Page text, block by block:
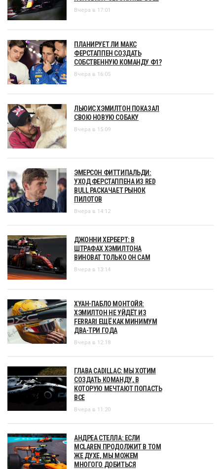
Вчера в 17:01
ПЛАНИРУЕТ ЛИ МАКС
ФЕРСТАППЕН СОЗДАТЬ
СОБСТВЕННУЮ КОМАНДУ Ф1?
Вчера в 16:05
ЛЬЮИС ХЭМИЛТОН ПОКАЗАЛ
СВОЮ НОВУЮ СОБАКУ
Вчера в 15:09
ЭМЕРСОН ФИТТИПАЛЬДИ:
УХОД ФЕРСТАППЕНА ИЗ RED
BULL РАСКАЧАЕТ РЫНОК
ПИЛОТОВ
Вчера в 14:12
ДЖОННИ ХЕРБЕРТ: В
ШТРАФАХ ХЭМИЛТОНА
ВИНОВАТ ТОЛЬКО ОН САМ
Вчера в 13:14
ХУАН-ПАБЛО МОНТОЙЯ:
ХЭМИЛТОН НЕ УЙДЁТ ИЗ
FERRARI ЕЩЁ КАК МИНИМУМ
ДВА-ТРИ ГОДА
Вчера в 12:18
ГЛАВА CADILLAC: МЫ ХОТИМ
СОЗДАТЬ КОМАНДУ, В
КОТОРУЮ МЕЧТАЮТ ПОПАСТЬ
ВСЕ
Вчера в 11:20
АНДРЕА СТЕЛЛА: ЕСЛИ
MCLAREN ПРОДОЛЖИТ В ТОМ
ЖЕ ДУХЕ, МЫ МОЖЕМ
МНОГОГО ДОБИТЬСЯ